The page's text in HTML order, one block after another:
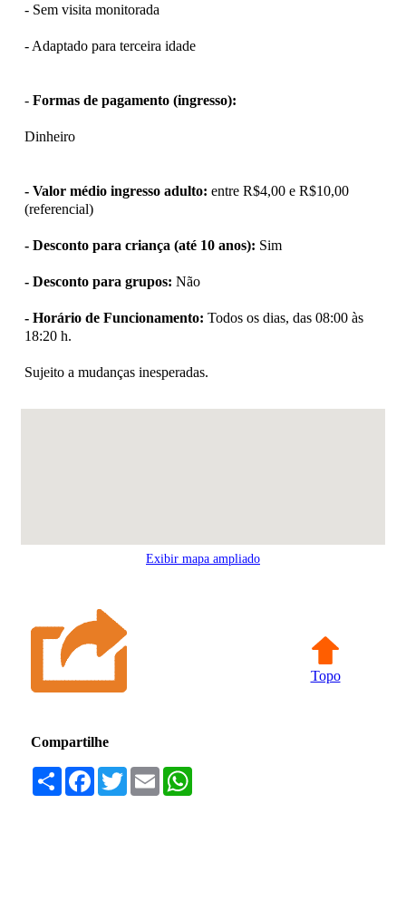
- Sem visita monitorada
- Adaptado para terceira idade
- Formas de pagamento (ingresso):
Dinheiro
- Valor médio ingresso adulto: entre R$4,00 e R$10,00
(referencial)
- Desconto para criança (até 10 anos): Sim
- Desconto para grupos: Não
- Horário de Funcionamento: Todos os dias, das 08:00 às
18:20 h.
Sujeito a mudanças inesperadas.
Exibir mapa ampliado
Topo
Compartilhe
Compartilhar
Facebook
TwitterEmail